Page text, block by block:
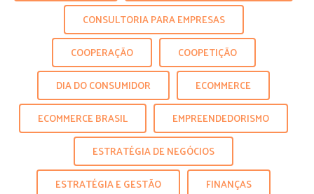
CONSULTORIA PARA EMPRESAS
COOPERAÇÃO
COOPETIÇÃO
DIA DO CONSUMIDOR
ECOMMERCE
ECOMMERCE BRASIL
EMPREENDEDORISMO
ESTRATÉGIA DE NEGÓCIOS
ESTRATÉGIA E GESTÃO
FINANÇAS